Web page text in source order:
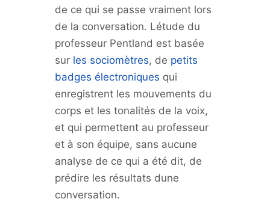
de ce qui se passe vraiment lors
de la conversation. Létude du
professeur Pentland est basée
sur les sociomètres, de petits
badges électroniques qui
enregistrent les mouvements du
corps et les tonalités de la voix,
et qui permettent au professeur
et à son équipe, sans aucune
analyse de ce qui a été dit, de
prédire les résultats dune
conversation.